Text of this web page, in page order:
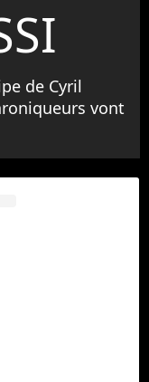
de Cyril
vont